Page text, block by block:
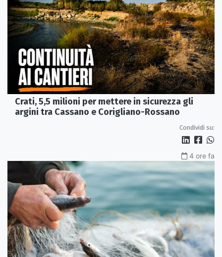
Crati, 5,5 milioni per mettere in sicurezza gli
argini tra Cassano e Corigliano-Rossano
Condividi su:
4 ore fa